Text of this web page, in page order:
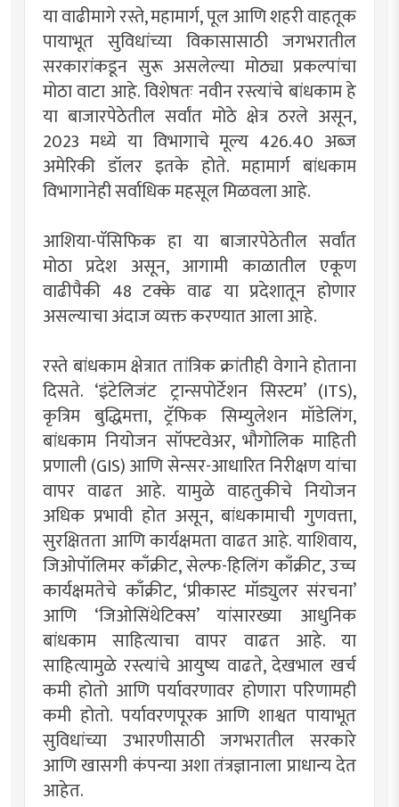
या वाढीमागे रस्ते, महामार्ग, पूल आणि शहरी वाहतूक
पायाभूत सुविधांच्या विकासासाठी जगभरातील
सरकारांकडून सुरू असलेल्या मोठ्या प्रकल्पांचा
मोठा वाटा आहे. विशेषतः नवीन रस्त्यांचे बांधकाम हे
या बाजारपेठेतील सर्वांत मोठे क्षेत्र ठरले असून,
2023 मध्ये या विभागाचे मूल्य 426.40 अब्ज
अमेरिकी डॉलर इतके होते. महामार्ग बांधकाम
विभागानेही सर्वाधिक महसूल मिळवला आहे.
आशिया-पॅसिफिक हा या बाजारपेठेतील सर्वांत
मोठा प्रदेश असून, आगामी काळातील एकूण
वाढीपैकी 48 टक्के वाढ या प्रदेशातून होणार
असल्याचा अंदाज व्यक्त करण्यात आला आहे.
रस्ते बांधकाम क्षेत्रात तांत्रिक क्रांतीही वेगाने होताना
दिसते. ‌‘इंटेलिजंट ट्रान्सपोर्टेशन सिस्टम‌’ (ITS),
कृत्रिम बुद्धिमत्ता, ट्रॅफिक सिम्युलेशन मॉडेलिंग,
बांधकाम नियोजन सॉफ्टवेअर, भौगोलिक माहिती
प्रणाली (GIS) आणि सेन्सर-आधारित निरीक्षण यांचा
वापर वाढत आहे. यामुळे वाहतुकीचे नियोजन
अधिक प्रभावी होत असून, बांधकामाची गुणवत्ता,
सुरक्षितता आणि कार्यक्षमता वाढत आहे. याशिवाय,
जिओपॉलिमर काँक्रीट, सेल्फ-हिलिंग काँक्रीट, उच्च
कार्यक्षमतेचे काँक्रीट, ‌‘प्रीकास्ट मॉड्युलर संरचना‌’
आणि ‌‘जिओसिंथेटिक्स‌’ यांसारख्या आधुनिक
बांधकाम साहित्याचा वापर वाढत आहे. या
साहित्यामुळे रस्त्यांचे आयुष्य वाढते, देखभाल खर्च
कमी होतो आणि पर्यावरणावर होणारा परिणामही
कमी होतो. पर्यावरणपूरक आणि शाश्वत पायाभूत
सुविधांच्या उभारणीसाठी जगभरातील सरकारे
आणि खासगी कंपन्या अशा तंत्रज्ञानाला प्राधान्य देत
आहेत.